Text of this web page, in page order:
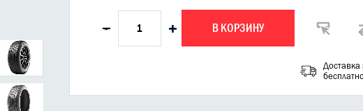
- + В КОРЗИНУ
Доставка